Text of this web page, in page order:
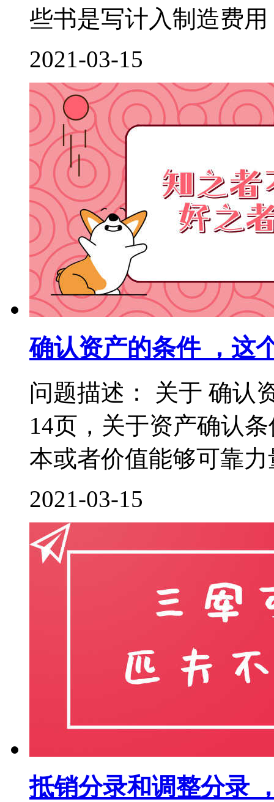
些书是写计入制造费
2021-03-15
确认资产的条件 ，这
问题描述： 关于 确认
14页，关于资产确认
本或者价值能够可靠
2021-03-15
抵销分录和调整分录